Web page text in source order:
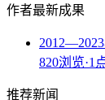
作者最新成果
820浏览·1
推荐新闻